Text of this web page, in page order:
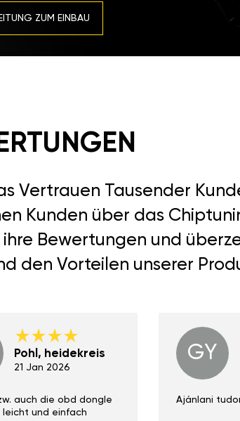
ZUM EINBAU
Vertrauen Tausender
Kunden über das
ihre Bewertungen und
den Vorteilen unserer
Pohl, heidekreis
21 Jan 2026
auch die obd dongle
leicht und einfach
GY
Ajánlani